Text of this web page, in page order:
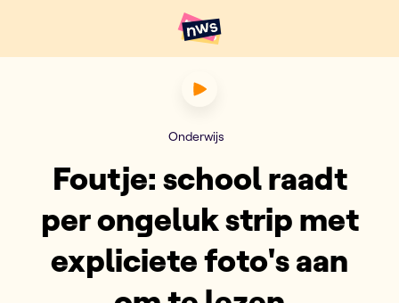
Hoofdpunten VRT NWS
Foutje: school raadt per
Onderwijs
Foutje: school raadt
per ongeluk strip met
expliciete foto's aan